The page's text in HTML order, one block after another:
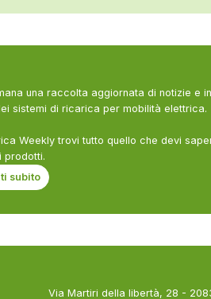
una raccolta aggiornata di notizie e
sistemi di ricarica per mobilità elettrica.
Weekly trovi tutto quello che devi
prodotti.
subito
Via Martiri della libertà, 28 -